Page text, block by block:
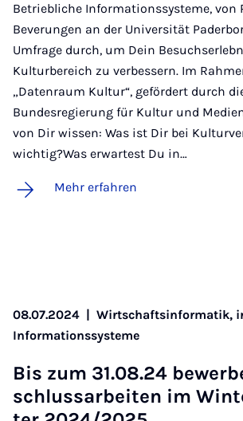
Betriebliche Informationssysteme, von
Beverungen an der Universität
Umfrage durch, um Dein
Kulturbereich zu verbessern. Im
„Datenraum Kultur“, gefördert durch
Bundesregierung für Kultur und
von Dir wissen: Was ist Dir bei
wichtig?Was erwartest Du in…
Mehr erfahren
08.07.2024 | Wirtschaftsinformatik,
Informationssysteme
Bis zum 31.08.24
schluss­a­r­bei­ten im